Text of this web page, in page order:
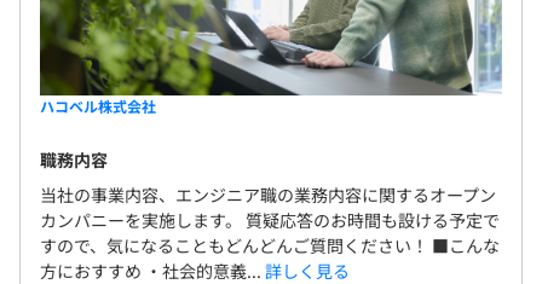
ハコベル株式会社
職務内容
当社の事業内容、エンジニア職の業務内容に関するオープン
カンパニーを実施します。 質疑応答のお時間も設ける予定で
すので、気になることもどんどんご質問ください！ ■こんな
方におすすめ ・社会的意義... 詳しく見る